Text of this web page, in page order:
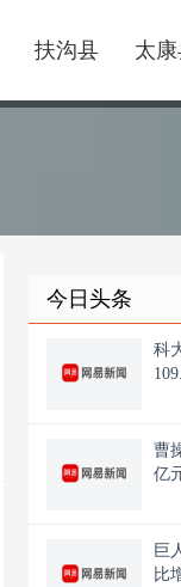
扶沟县 太
今日头条
科
曹
亿
巨
比